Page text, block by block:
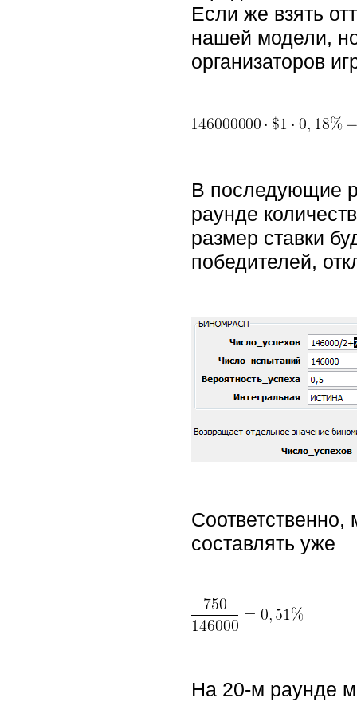
Если же взять
нашей модели,
организаторов
В последующие
раунде
размер ставки
победителей,
составлять уже
На 20-м раунде